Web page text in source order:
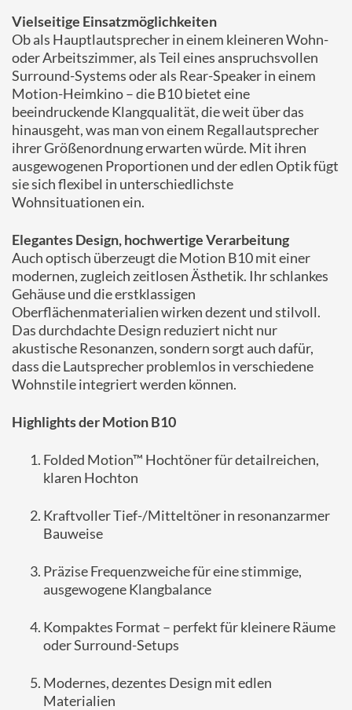
Vielseitige Einsatzmöglichkeiten
Ob als Hauptlautsprecher in einem kleineren Wohn-
oder Arbeitszimmer, als Teil eines anspruchsvollen
Surround-Systems oder als Rear-Speaker in einem
Motion-Heimkino – die B10 bietet eine
beeindruckende Klangqualität, die weit über das
hinausgeht, was man von einem Regallautsprecher
ihrer Größenordnung erwarten würde. Mit ihren
ausgewogenen Proportionen und der edlen Optik fügt
sie sich flexibel in unterschiedlichste
Wohnsituationen ein.
Elegantes Design, hochwertige Verarbeitung
Auch optisch überzeugt die Motion B10 mit einer
modernen, zugleich zeitlosen Ästhetik. Ihr schlankes
Gehäuse und die erstklassigen
Oberflächenmaterialien wirken dezent und stilvoll.
Das durchdachte Design reduziert nicht nur
akustische Resonanzen, sondern sorgt auch dafür,
dass die Lautsprecher problemlos in verschiedene
Wohnstile integriert werden können.
Highlights der Motion B10
Folded Motion™ Hochtöner für detailreichen,
klaren Hochton
Kraftvoller Tief-/Mitteltöner in resonanzarmer
Bauweise
Präzise Frequenzweiche für eine stimmige,
ausgewogene Klangbalance
Kompaktes Format – perfekt für kleinere Räume
oder Surround-Setups
Modernes, dezentes Design mit edlen
Materialien